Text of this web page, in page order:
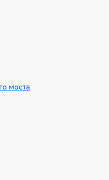
моста